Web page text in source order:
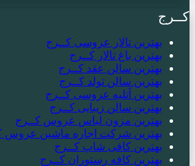
کــرج
بهترین تالار عروسی کــرج
بهترین باغ تالار کــرج
بهترین سالن عقد کــرج
بهترین سالن تولد کــرج
بهترین آتلیه عروسی کــرج
بهترین سالن زیبایی کــرج
بهترین مزون لباس عروس کــرج
بهترین شرکت اجاره ماشین عروس
بهترین کافی شاپ کــرج
بهترین کافه رستوران کــرج